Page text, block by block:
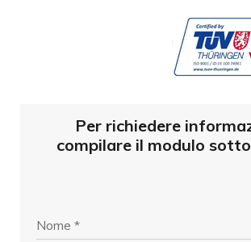
Per richiedere
compilare il modulo